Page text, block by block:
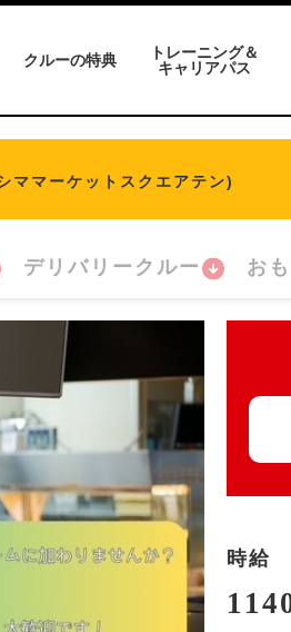
クルーの特典
トレーニング＆
キャリアパス
ママーケットスクエアテン)
デリバリークルー お
時給